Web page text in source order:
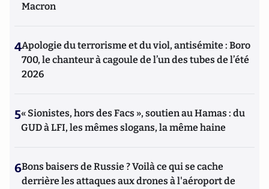
Macron
4Apologie du terrorisme et du viol, antisémite : Boro
700, le chanteur à cagoule de l’un des tubes de l’été
2026
5« Sionistes, hors des Facs », soutien au Hamas : du
GUD à LFI, les mêmes slogans, la même haine
6Bons baisers de Russie ? Voilà ce qui se cache
derrière les attaques aux drones à l'aéroport de